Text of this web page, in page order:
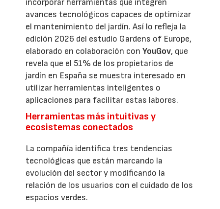
incorporar herramientas que integren
avances tecnológicos capaces de optimizar
el mantenimiento del jardín. Así lo refleja la
edición 2026 del estudio Gardens of Europe,
elaborado en colaboración conYouGov, que
revela que el 51% de los propietarios de
jardín en España se muestra interesado en
utilizar herramientas inteligentes o
aplicaciones para facilitar estas labores.
Herramientas más intuitivas y
ecosistemas conectados
La compañía identifica tres tendencias
tecnológicas que están marcando la
evolución del sector y modificando la
relación de los usuarios con el cuidado de los
espacios verdes.